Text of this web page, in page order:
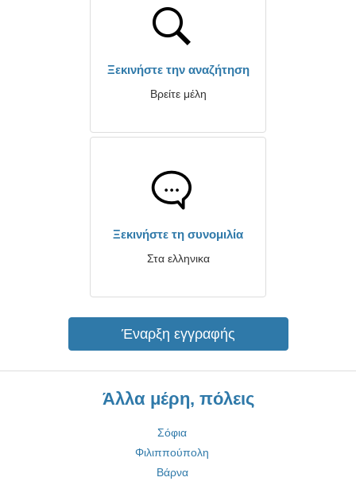
Ξεκινήστε την αναζήτηση
Βρείτε μέλη
Ξεκινήστε τη συνομιλία
Στα ελληνικα
Έναρξη εγγραφής
Άλλα μέρη, πόλεις
Σόφια
Φιλιππούπολη
Βάρνα